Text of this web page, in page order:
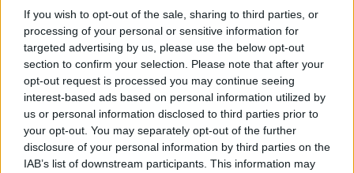
If you wish to opt-out of the sale, sharing to third parties, or
processing of your personal or sensitive information for
targeted advertising by us, please use the below opt-out
section to confirm your selection. Please note that after your
opt-out request is processed you may continue seeing
interest-based ads based on personal information utilized by
us or personal information disclosed to third parties prior to
your opt-out. You may separately opt-out of the further
disclosure of your personal information by third parties on the
IAB’s list of downstream participants. This information may
Πιο δημοφιλή
1 Κυψέλη: Ο περίεργος ηλικιωμένος και το
ταξίδι στην Αράχωβα – Όσα ισχυρίστηκε ο
26χρονος για τον θάνατο της Βρετανίδας